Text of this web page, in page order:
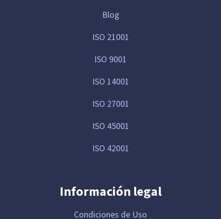
Blog
ISO 21001
ISO 9001
ISO 14001
ISO 27001
ISO 45001
ISO 42001
Información legal
Condiciones de Uso